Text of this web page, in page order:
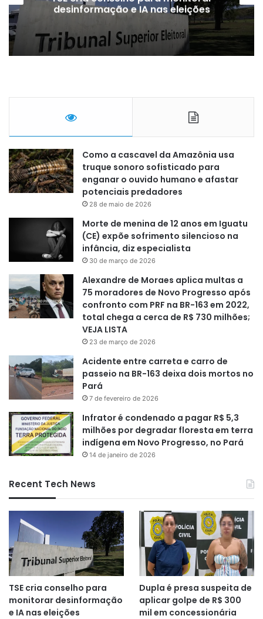
e IA nas eleições
golpe de
Como a cascavel da Amazônia usa
truque sonoro sofisticado para
enganar o ouvido humano e afastar
potenciais predadores
28 de maio de 2026
Morte de menina de 12 anos em Iguatu
(CE) expõe sofrimento silencioso na
infância, diz especialista
30 de março de 2026
Alexandre de Moraes aplica multas a
75 moradores de Novo Progresso após
confronto com PRF na BR-163 em 2022,
total chega a cerca de R$ 730 milhões;
VEJA LISTA
23 de março de 2026
Acidente entre carreta e carro de
passeio na BR-163 deixa dois mortos no
Pará
7 de fevereiro de 2026
Infrator é condenado a pagar R$ 5,3
milhões por degradar floresta em terra
indígena em Novo Progresso, no Pará
14 de janeiro de 2026
Recent Tech News
TSE cria conselho para
monitorar desinformação
e IA nas eleições
Dupla é presa suspeita de
aplicar golpe de R$ 300
mil em concessionária